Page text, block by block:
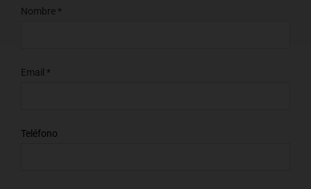
Nombre *
Email *
Teléfono